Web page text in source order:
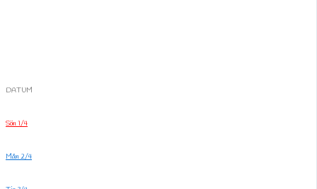
DATUM
Sön 1/4
Mån 2/4